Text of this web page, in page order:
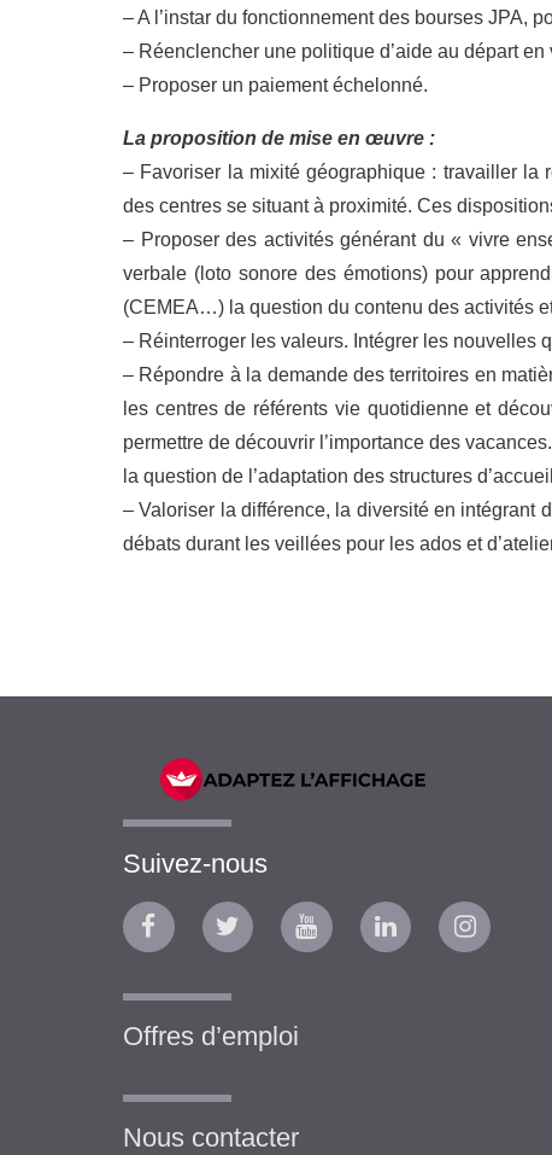
– A l’instar du fonctionnement des bourses JPA,
– Réenclencher une politique d’aide au départ
– Proposer un paiement échelonné.
La proposition de mise en œuvre :
– Favoriser la mixité géographique : travailler la
des centres se situant à proximité. Ces
– Proposer des activités générant du « vivre
verbale (loto sonore des émotions) pour
(CEMEA…) la question du contenu des activités
– Réinterroger les valeurs. Intégrer les nouvelles
– Répondre à la demande des territoires en
les centres de référents vie quotidienne et
permettre de découvrir l’importance des
la question de l’adaptation des structures
– Valoriser la différence, la diversité en intégrant
débats durant les veillées pour les ados et
Suivez-nous
Offres d’emploi
Nous contacter